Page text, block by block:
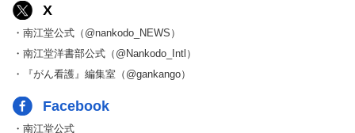
X
・南江堂公式（@nankodo_NEWS）
・南江堂洋書部公式（@Nankodo_Intl）
・『がん看護』編集室（@gankango）
Facebook
・南江堂公式